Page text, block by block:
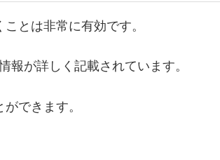
とは非常に有効です。
報が詳しく記載されています。
できます。